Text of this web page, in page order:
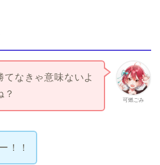
可燃ごみ
なきゃ意味ないよ
？
！！